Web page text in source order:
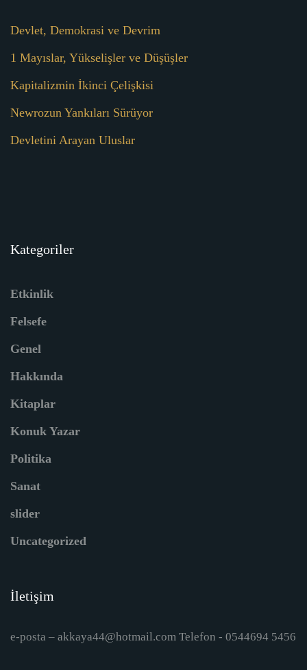
Devlet, Demokrasi ve Devrim
1 Mayıslar, Yükselişler ve Düşüşler
Kapitalizmin İkinci Çelişkisi
Newrozun Yankıları Sürüyor
Devletini Arayan Uluslar
Kategoriler
Etkinlik
Felsefe
Genel
Hakkında
Kitaplar
Konuk Yazar
Politika
Sanat
slider
Uncategorized
İletişim
e-posta – akkaya44@hotmail.com Telefon - 0544694 5456